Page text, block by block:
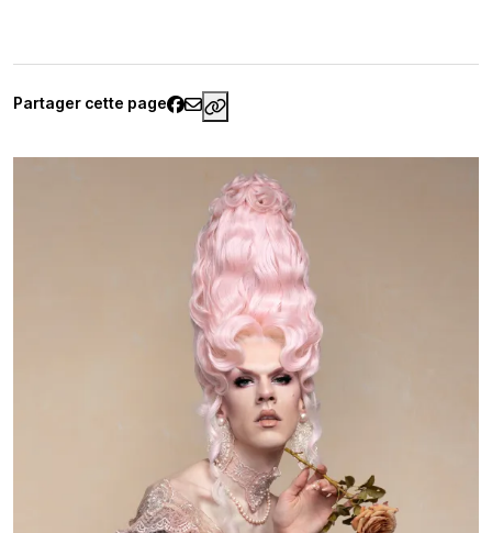
Partager cette page https://